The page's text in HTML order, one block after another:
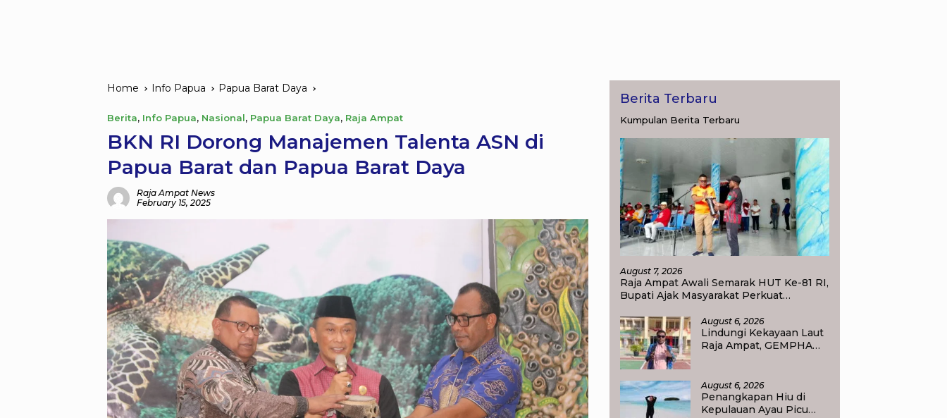
Home Info Papua Papua Barat Daya
Berita, Info Papua, Nasional, Papua Barat Daya, Raja Ampat
BKN RI Dorong Manajemen Talenta ASN di
Papua Barat dan Papua Barat Daya
Raja Ampat News
February 15, 2025
Berita Terbaru
Kumpulan Berita Terbaru
August 7, 2026
Raja Ampat Awali Semarak HUT Ke-81 RI,
Bupati Ajak Masyarakat Perkuat
August 6, 2026
Lindungi Kekayaan Laut
Raja Ampat, GEMPHA
Barat Daya
August 6, 2026
Penangkapan Hiu di
Kepulauan Ayau Picu